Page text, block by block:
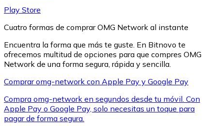
Play Store
Cuatro formas de comprar OMG Network al instante
Encuentra la forma que más te guste. En Bitnovo te
ofrecemos multitud de opciones para que compres OMG
Network de una forma segura, rápida y sencilla.
Comprar omg-network con Apple Pay y Google Pay
Compra omg-network en segundos desde tu móvil. Con
Apple Pay o Google Pay, solo necesitas un toque para
pagar de forma segura.